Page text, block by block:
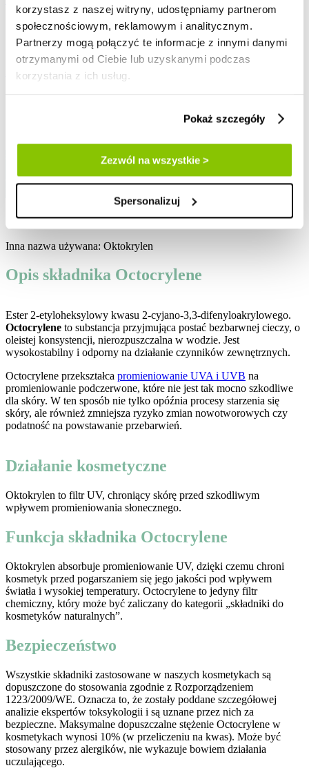
korzystasz z naszej witryny, udostępniamy partnerom
społecznościowym, reklamowym i analitycznym.
Partnerzy mogą połączyć te informacje z innymi danymi
otrzymanymi od Ciebie lub uzyskanymi podczas
korzystania z ich usług.
Pokaż szczegóły
Zezwól na wszystkie >
Spersonalizuj
zaloguj / zarejestruj
Lista życzeń
Mój koszyk
dobre samopoczucie w duecie z mądrze dobranymi składnikami
Octocrylene
Inna nazwa używana: Oktokrylen
Opis składnika Octocrylene
Ester 2-etyloheksylowy kwasu 2-cyjano-3,3-difenyloakrylowego.
Octocrylene to substancja przyjmująca postać bezbarwnej cieczy, o
oleistej konsystencji, nierozpuszczalna w wodzie. Jest
wysokostabilny i odporny na działanie czynników zewnętrznych.
Octocrylene przekształca promieniowanie UVA i UVB na
promieniowanie podczerwone, które nie jest tak mocno szkodliwe
dla skóry. W ten sposób nie tylko opóźnia procesy starzenia się
skóry, ale również zmniejsza ryzyko zmian nowotworowych czy
podatność na powstawanie przebarwień.
Działanie kosmetyczne
Oktokrylen to filtr UV, chroniący skórę przed szkodliwym
wpływem promieniowania słonecznego.
Funkcja składnika Octocrylene
Oktokrylen absorbuje promieniowanie UV, dzięki czemu chroni
kosmetyk przed pogarszaniem się jego jakości pod wpływem
światła i wysokiej temperatury. Octocrylene to jedyny filtr
chemiczny, który może być zaliczany do kategorii „składniki do
kosmetyków naturalnych”.
Bezpieczeństwo
Wszystkie składniki zastosowane w naszych kosmetykach są
dopuszczone do stosowania zgodnie z Rozporządzeniem
1223/2009/WE. Oznacza to, że zostały poddane szczegółowej
analizie ekspertów toksykologii i są uznane przez nich za
bezpieczne. Maksymalne dopuszczalne stężenie Octocrylene w
kosmetykach wynosi 10% (w przeliczeniu na kwas). Może być
stosowany przez alergików, nie wykazuje bowiem działania
uczulającego.